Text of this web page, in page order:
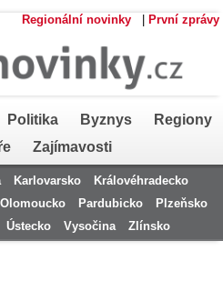
Regionální novinky První zprávy
Politika Byznys
Regiony
Zajímavosti
Karlovarsko
Královéhradecko
Olomoucko Pardubicko
Plzeňsko
Ústecko Vysočina Zlínsko